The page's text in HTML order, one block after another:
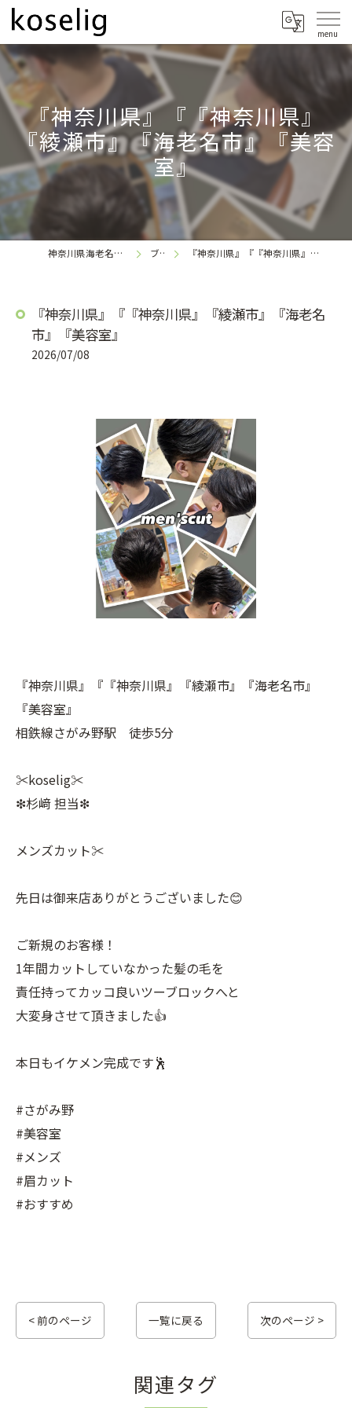
『神奈川県』『『神奈川県』
『綾瀬市』『海老名市』『美容
室』
神奈川県海老名の美容室なら koselig
ブログ 『神奈川県』『『神奈川県』『綾瀬市』『海老名市』『美容室』
『神奈川県』『『神奈川県』『綾瀬市』『海老名
市』『美容室』
2026/07/08
『神奈川県』『『神奈川県』『綾瀬市』『海老名市』
『美容室』
相鉄線さがみ野駅 徒歩5分
✂︎koselig✂︎
❇︎杉﨑 担当❇︎
メンズカット✂︎
先日は御来店ありがとうございました😊
ご新規のお客様！
1年間カットしていなかった髪の毛を
責任持ってカッコ良いツーブロックへと
大変身させて頂きました👍
本日もイケメン完成です🕺
#さがみ野
#美容室
#メンズ
#眉カット
#おすすめ
< 前のページ 一覧に戻る 次のページ >
関連タグ